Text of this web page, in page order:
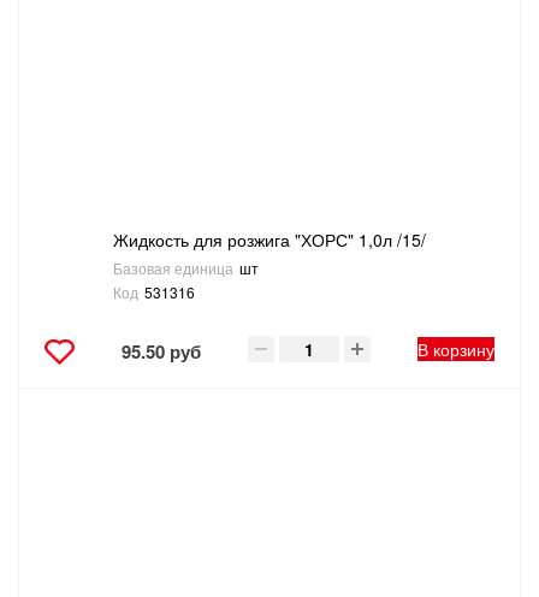
Жидкость для розжига "ХОРС" 1,0л /15/
Базовая единица шт
Код 531316
95.50 руб В корзину